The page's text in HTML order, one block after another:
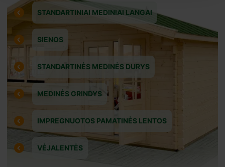
STANDARTINIAI MEDINIAI LANGAI
SIENOS
STANDARTINĖS MEDINĖS DURYS
MEDINĖS GRINDYS
IMPREGNUOTOS PAMATINĖS LENTOS
VĖJALENTĖS